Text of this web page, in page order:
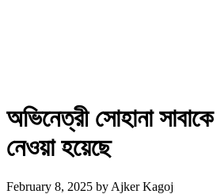
অভিনেত্রী সোহানা সাবাকে
নেওয়া হয়েছে
February 8, 2025 by Ajker Kagoj